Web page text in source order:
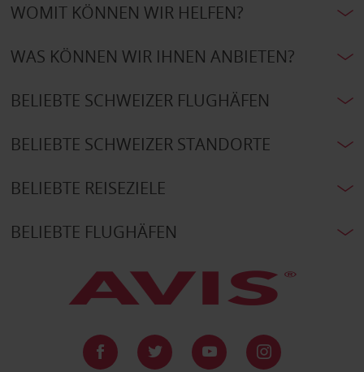
WOMIT KÖNNEN WIR HELFEN?
WAS KÖNNEN WIR IHNEN ANBIETEN?
BELIEBTE SCHWEIZER FLUGHÄFEN
BELIEBTE SCHWEIZER STANDORTE
BELIEBTE REISEZIELE
BELIEBTE FLUGHÄFEN